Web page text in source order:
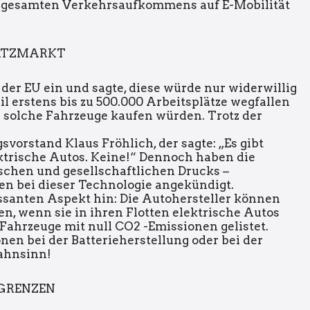
Verkehrsaufkommens auf E-Mobilität
EU ein und sagte, diese würde nur widerwillig
erstens bis zu 500.000 Arbeitsplätze wegfallen
Fahrzeuge kaufen würden. Trotz der
Klaus Fröhlich, der sagte: „Es gibt
Autos. Keine!“ Dennoch haben die
und gesellschaftlichen Drucks –
bei dieser Technologie angekündigt.
Aspekt hin: Die Autohersteller können
wenn sie in ihren Flotten elektrische Autos
mit null CO2 -Emissionen gelistet.
bei der Batterieherstellung oder bei der